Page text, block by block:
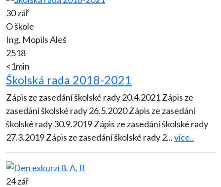
30 zář
O škole
Ing. Mopils Aleš
2518
<1min
Školská rada 2018-2021
Zápis ze zasedání školské rady 20.4.2021 Zápis ze
zasedání školské rady 26.5.2020 Zápis ze zasedání
školské rady 30.9.2019 Zápis ze zasedání školské rady
27.3.2019 Zápis ze zasedání školské rady 2...více..
24 zář